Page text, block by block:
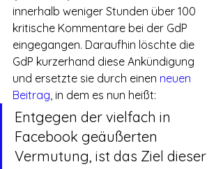
innerhalb weniger Stunden über 100
kritische Kommentare bei der GdP
eingegangen. Daraufhin löschte die
GdP kurzerhand diese Ankündigung
und ersetzte sie durch einen neuen
Beitrag, in dem es nun heißt:
Entgegen der vielfach in
Facebook geäußerten
Vermutung, ist das Ziel dieser